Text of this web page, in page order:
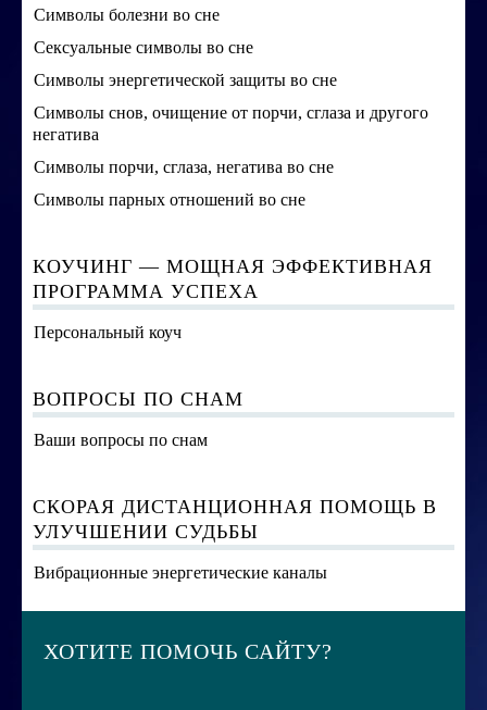
Символы болезни во сне
Сексуальные символы во сне
Символы энергетической защиты во сне
Символы снов, очищение от порчи, сглаза и другого
негатива
Символы порчи, сглаза, негатива во сне
Символы парных отношений во сне
КОУЧИНГ — МОЩНАЯ ЭФФЕКТИВНАЯ
ПРОГРАММА УСПЕХА
Персональный коуч
ВОПРОСЫ ПО СНАМ
Ваши вопросы по снам
СКОРАЯ ДИСТАНЦИОННАЯ ПОМОЩЬ В
УЛУЧШЕНИИ СУДЬБЫ
Вибрационные энергетические каналы
ХОТИТЕ ПОМОЧЬ САЙТУ?